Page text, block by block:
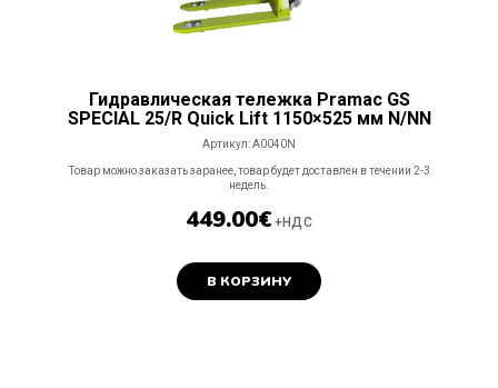
Гидравлическая тележка Pramac GS
SPECIAL 25/R Quick Lift 1150×525 мм N/NN
Артикул:A0040N
Товар можно заказать заранее, товар будет доставлен в течении 2-3
недель.
449.00€ +НДС
В КОРЗИНУ